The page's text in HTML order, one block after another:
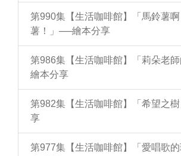
第990集【生活咖啡館】「馬鈴薯
薯！」──繪本分享
第986集【生活咖啡館】「莉朵老
繪本分享
第982集【生活咖啡館】「希望之
享
第977集【生活咖啡館】「愛唱歌